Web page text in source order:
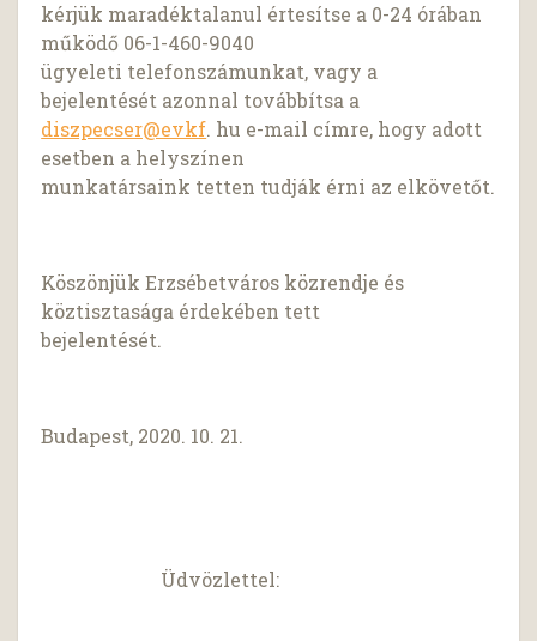
kérjük maradéktalanul értesítse a 0-24 órában
működő 06-1-460-9040
ügyeleti telefonszámunkat, vagy a
bejelentését azonnal továbbítsa a
diszpecser@evkf. hu e-mail címre, hogy adott
esetben a helyszínen
munkatársaink tetten tudják érni az elkövetőt.
Köszönjük Erzsébetváros közrendje és
köztisztasága érdekében tett
bejelentését.
Budapest, 2020. 10. 21.
Üdvözlettel: